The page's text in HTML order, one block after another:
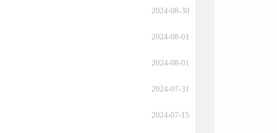
2024-08-30
2024-08-01
2024-08-01
2024-07-31
2024-07-15